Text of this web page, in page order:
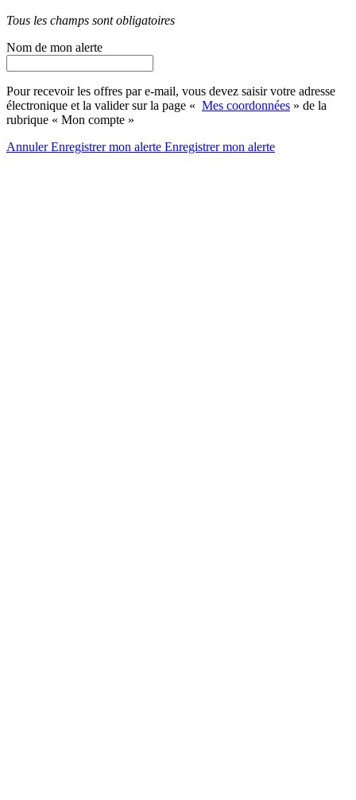
Tous les champs sont obligatoires
Nom de mon alerte
Pour recevoir les offres par e-mail, vous devez saisir votre adresse
électronique et la valider sur la page « Mes coordonnées » de la
rubrique « Mon compte »
AnnulerEnregistrer mon alerte Enregistrermon alerte